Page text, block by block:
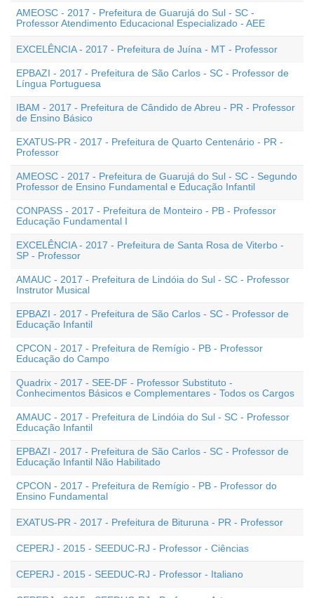
AMEOSC - 2017 - Prefeitura de Guarujá do Sul - SC -
Professor Atendimento Educacional Especializado - AEE
EXCELÊNCIA - 2017 - Prefeitura de Juína - MT - Professor
EPBAZI - 2017 - Prefeitura de São Carlos - SC - Professor de
Língua Portuguesa
IBAM - 2017 - Prefeitura de Cândido de Abreu - PR - Professor
de Ensino Básico
EXATUS-PR - 2017 - Prefeitura de Quarto Centenário - PR -
Professor
AMEOSC - 2017 - Prefeitura de Guarujá do Sul - SC - Segundo
Professor de Ensino Fundamental e Educação Infantil
CONPASS - 2017 - Prefeitura de Monteiro - PB - Professor
Educação Fundamental I
EXCELÊNCIA - 2017 - Prefeitura de Santa Rosa de Viterbo -
SP - Professor
AMAUC - 2017 - Prefeitura de Lindóia do Sul - SC - Professor
Instrutor Musical
EPBAZI - 2017 - Prefeitura de São Carlos - SC - Professor de
Educação Infantil
CPCON - 2017 - Prefeitura de Remígio - PB - Professor
Educação do Campo
Quadrix - 2017 - SEE-DF - Professor Substituto -
Conhecimentos Básicos e Complementares - Todos os Cargos
AMAUC - 2017 - Prefeitura de Lindóia do Sul - SC - Professor
Educação Infantil
EPBAZI - 2017 - Prefeitura de São Carlos - SC - Professor de
Educação Infantil Não Habilitado
CPCON - 2017 - Prefeitura de Remígio - PB - Professor do
Ensino Fundamental
EXATUS-PR - 2017 - Prefeitura de Bituruna - PR - Professor
CEPERJ - 2015 - SEEDUC-RJ - Professor - Ciências
CEPERJ - 2015 - SEEDUC-RJ - Professor - Italiano